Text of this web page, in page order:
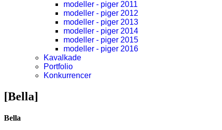
modeller - piger 2011
modeller - piger 2012
modeller - piger 2013
modeller - piger 2014
modeller - piger 2015
modeller - piger 2016
Kavalkade
Portfolio
Konkurrencer
[Bella]
Bella